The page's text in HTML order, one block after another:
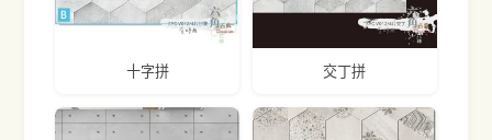
十字拼 交丁拼